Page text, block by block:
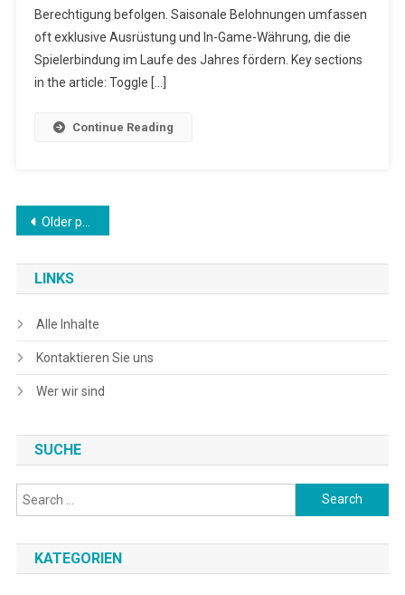
Berechtigung befolgen. Saisonale Belohnungen umfassen
oft exklusive Ausrüstung und In-Game-Währung, die die
Spielerbindung im Laufe des Jahres fördern. Key sections
in the article: Toggle […]
Continue Reading
Posts
navigation
Older posts
LINKS
Alle Inhalte
Kontaktieren Sie uns
Wer wir sind
SUCHE
Search
for:
KATEGORIEN